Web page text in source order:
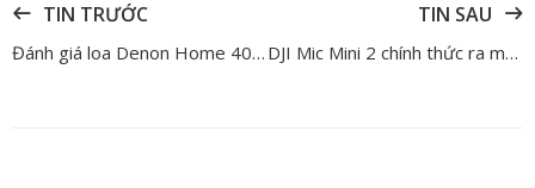
TIN TRƯỚC
Đánh giá loa Denon Home 400 – Chiếc loa thông minh cho người sành âm nhạc
TIN SAU
DJI Mic Mini 2 chính thức ra mắt – Bộ micro không dây đa sắc màu với nhiều tính năng thông minh